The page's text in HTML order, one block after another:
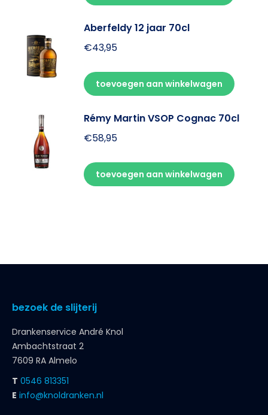
Aberfeldy 12 jaar 70cl
€43,95
toevoegen aan winkelwagen
Rémy Martin VSOP Cognac 70cl
€58,95
toevoegen aan winkelwagen
bezoek de slijterij
Drankenservice André Knol
Ambachtstraat 2
7609 RA Almelo
T 0546 813351
E info@knoldranken.nl